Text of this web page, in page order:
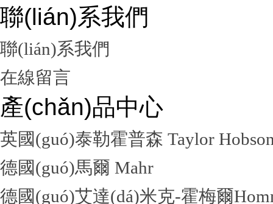
聯(lián)系我們
聯(lián)系我們
在線留言
產(chǎn)品中心
英國(guó)泰勒霍普森 Taylor
德國(guó)馬爾 Mahr
德國(guó)艾達(dá)米克-霍梅爾